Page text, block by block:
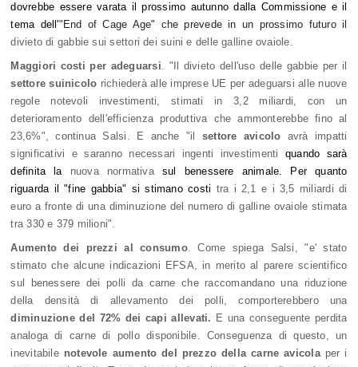
dovrebbe essere varata il prossimo autunno dalla Commissione e il
tema dell'"End of Cage Age" che prevede in un prossimo futuro il
divieto di gabbie sui settori dei suini e delle galline ovaiole.
Maggiori costi per adeguarsi. "Il divieto dell'uso delle gabbie per il
settore suinicolo richiederà alle imprese UE per adeguarsi alle nuove
regole notevoli investimenti, stimati in 3,2 miliardi, con un
deterioramento dell'efficienza produttiva che ammonterebbe fino al
23,6%", continua Salsi. E anche "il settore avicolo avrà impatti
significativi e saranno necessari ingenti investimenti quando sarà
definita la nuova normativa sul benessere animale. Per quanto
riguarda il "fine gabbia" si stimano costi tra i 2,1 e i 3,5 miliardi di
euro a fronte di una diminuzione del numero di galline ovaiole stimata
tra 330 e 379 milioni".
Aumento dei prezzi al consumo. Come spiega Salsi, "e' stato
stimato che alcune indicazioni EFSA, in merito al parere scientifico
sul benessere dei polli da carne che raccomandano una riduzione
della densità di allevamento dei polli, comporterebbero una
diminuzione del 72% dei capi allevati. E una conseguente perdita
analoga di carne di pollo disponibile. Conseguenza di questo, un
inevitabile notevole aumento del prezzo della carne avicolaper i